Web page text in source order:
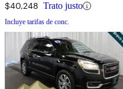
$40,248 Trato justo
Incluye tarifas de conc.